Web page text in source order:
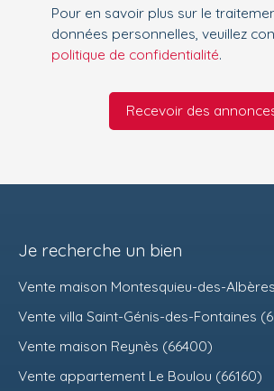
Pour en savoir plus sur le
données personnelles, veuillez
politique de confidentialité.
Recevoir des
Je recherche un bien
Vente maison Montesquieu-des-
Vente villa Saint-Génis-des-Fontaines
Vente maison Reynès (66400)
Vente appartement Le Boulou (66160)